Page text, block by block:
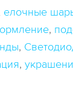
елочные